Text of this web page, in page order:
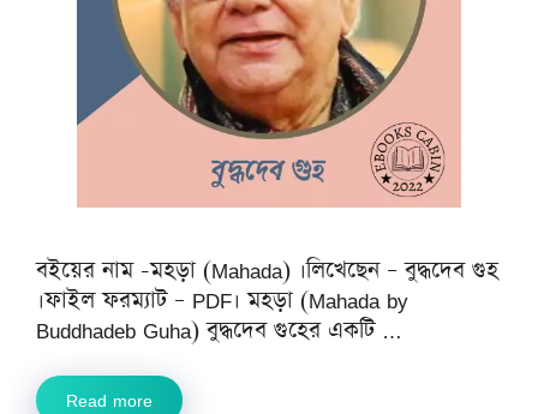
বইয়ের নাম -মহড়া (Mahada) ।লিখেছেন – বুদ্ধদেব গুহ
।ফাইল ফরম্যাট – PDF। মহড়া (Mahada by
Buddhadeb Guha) বুদ্ধদেব গুহের একটি …
Read more